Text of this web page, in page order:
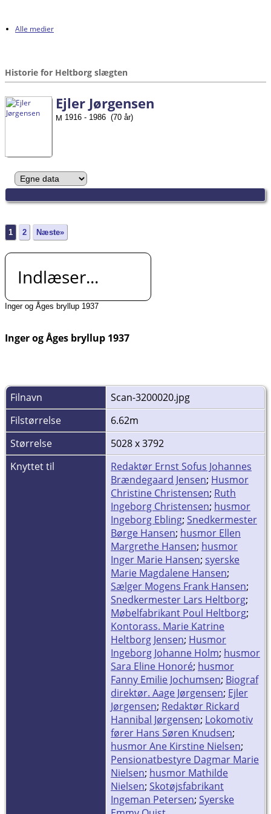
Alle medier
Historie for Heltborg slægten
Ejler Jørgensen
1916 - 1986 (70 år)
1 2 Næste»
Indlæser...
Inger og Åges bryllup 1937
Inger og Åges bryllup 1937
Filnavn
Scan-3200020.jpg
Filstørrelse
6.62m
Størrelse
5028 x 3792
Knyttet til
Redaktør Ernst Sofus Johannes
Brændegaard Jensen; Husmor
Christine Christensen; Ruth
Ingeborg Christensen; husmor
Ingeborg Ebling; Snedkermester
Børge Hansen; husmor Ellen
Margrethe Hansen; husmor
Inger Marie Hansen; syerske
Marie Magdalene Hansen;
Sælger Mogens Frank Hansen;
Snedkermester Lars Heltborg;
Møbelfabrikant Poul Heltborg;
Kontorass. Marie Katrine
Heltborg Jensen; Husmor
Ingeborg Johanne Holm; husmor
Sara Eline Honoré; husmor
Fanny Emilie Jochumsen; Biograf
direktør. Aage Jørgensen; Ejler
Jørgensen; Redaktør Rickard
Hannibal Jørgensen; Lokomotiv
fører Hans Søren Knudsen;
husmor Ane Kirstine Nielsen;
Pensionatbestyre Dagmar Marie
Nielsen; husmor Mathilde
Nielsen; Skotøjsfabrikant
Ingeman Petersen; Syerske